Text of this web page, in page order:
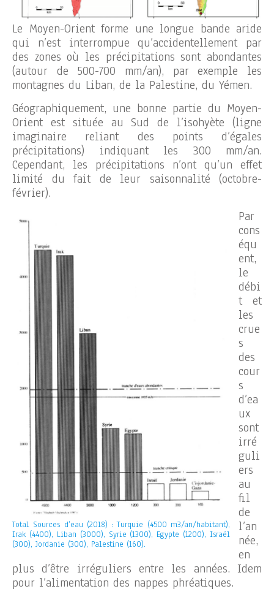
Le Moyen-Orient forme une longue bande aride
qui n’est interrompue qu’accidentellement par
des zones où les précipitations sont abondantes
(autour de 500-700 mm/an), par exemple les
montagnes du Liban, de la Palestine, du Yémen.
Géographiquement, une bonne partie du Moyen-
Orient est située au Sud de l’isohyète (ligne
imaginaire reliant des points d’égales
précipitations) indiquant les 300 mm/an.
Cependant, les précipitations n’ont qu’un effet
limité du fait de leur saisonnalité (octobre-
février).
Total Sources d’eau (2018) : Turquie (4500 m3/an/habitant),
Irak (4400), Liban (3000), Syrie (1300), Egypte (1200), Israël
(300), Jordanie (300), Palestine (160).
Par
cons
équ
ent,
le
débi
t et
les
crue
s
des
cour
s
d’ea
ux
sont
irré
guli
ers
au
fil
de
l’an
née,
en
plus d’être irréguliers entre les années. Idem
pour l’alimentation des nappes phréatiques.